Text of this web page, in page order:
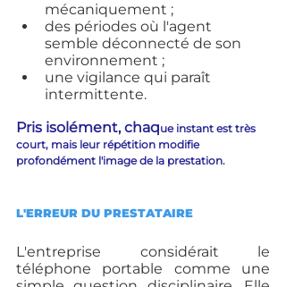
mécaniquement ;
des périodes où l'agent
semble déconnecté de son
environnement ;
une vigilance qui paraît
intermittente.
Pris isolément, chaque instant est très
court, mais leur répétition modifie
profondément l'image de la prestation.
L'ERREUR DU PRESTATAIRE
L'entreprise considérait le
téléphone portable comme une